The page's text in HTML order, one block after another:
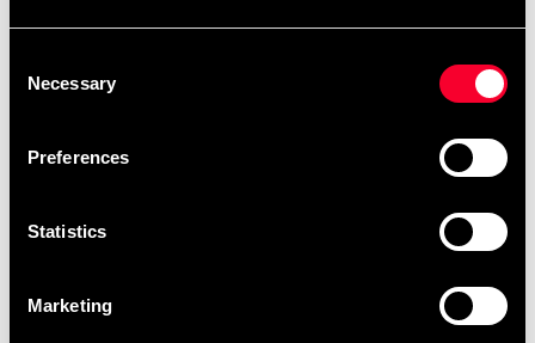
Selection
Necessary
Preferences
Statistics
Marketing
och citrullin malat. Båda dessa ämnen stöttar